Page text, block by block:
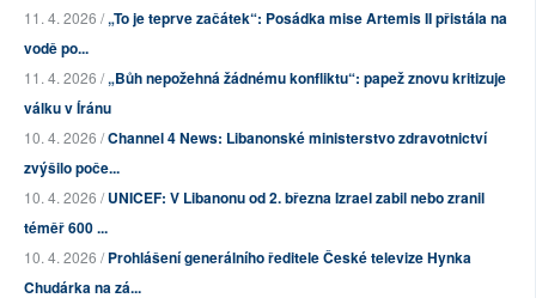
11. 4. 2026 /„To je teprve začátek“: Posádka mise Artemis II přistála na
vodě po...
11. 4. 2026 /„Bůh nepožehná žádnému konfliktu“: papež znovu kritizuje
válku v Íránu
10. 4. 2026 /Channel 4 News: Libanonské ministerstvo zdravotnictví
zvýšilo poče...
10. 4. 2026 /UNICEF: V Libanonu od 2. března Izrael zabil nebo zranil
téměř 600 ...
10. 4. 2026 /Prohlášení generálního ředitele České televize Hynka
Chudárka na zá...